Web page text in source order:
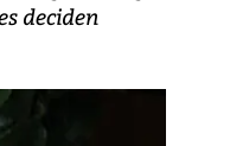
deciden